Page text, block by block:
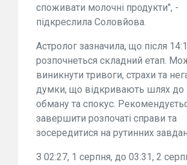
споживати молочні продукти", -
підкреслила Соловйова.
Астролог зазначила, що після
розпочнеться складний етап.
виникнути тривоги, страхи та
думки, що відкривають шлях до
обману та спокус.
завершити розпочаті справи та
зосередитися на рутинних
З 02:27, 1 серпня, до 03:31, 2